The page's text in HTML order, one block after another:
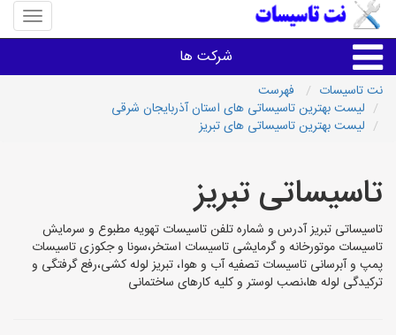
منوی
سایت
شرکت ها
خدمات تاسیسات ساختمان
سایر خدمات
تاسیساتی های شهرها
نت تاسیسات
فهرست
لیست بهترین تاسیساتی های استان آذربایجان شرقی
لیست بهترین تاسیساتی های تبریز
تاسیساتی تبریز
تاسیساتی تبریز آدرس و شماره تلفن تاسیسات تهویه مطبوع و سرمایش
تاسیسات موتورخانه و گرمایشی تاسیسات استخر،سونا و جکوزی تاسیسات
پمپ و آبرسانی تاسیسات تصفیه آب و هوا، تبریز لوله کشی،رفع گرفتگی و
ترکیدگی لوله ها،نصب لوستر و کلیه کارهای ساختمانی